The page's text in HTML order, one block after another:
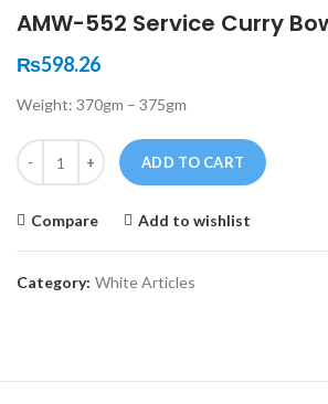
AMW-552 Service Curry
₨598.26
Weight: 370gm – 375gm
Quantity
ADD TO CART
Compare Add to wishlist
Category: White Articles
因為缺乏溝通，所以保持談話很
盾越來越大，往往這是ED的情
會變得更加嚴重。
高質量的夫妻生活。犀利士治療
鬆，便於陰莖快速充血達到滿
堅硬勃起。在醫學界和陽痿病
望下，犀利士作為新一批藥
，有其優良特點。